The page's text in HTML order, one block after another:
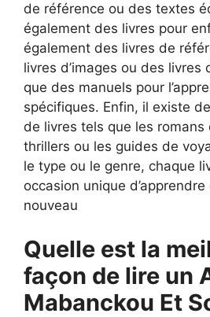
de référence ou des textes
également des livres pour
également des livres de
livres d’images ou des livres
que des manuels pour
spécifiques. Enfin, il existe
de livres tels que les romans
thrillers ou les guides de
le type ou le genre, chaque
occasion unique
nouveau
Quelle est la
façon de lire un
Mabanckou Et